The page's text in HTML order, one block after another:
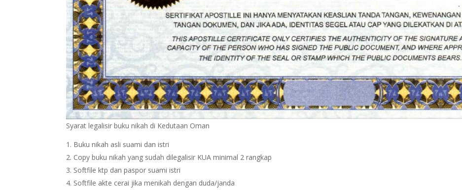
Syarat legalisir buku nikah di Kedutaan Oman
Buku nikah asli suami dan istri
Copy buku nikah yang sudah dilegalisir KUA minimal 2 rangkap
Softfile ktp dan paspor suami istri
Softfile akte cerai jika menikah dengan duda/janda